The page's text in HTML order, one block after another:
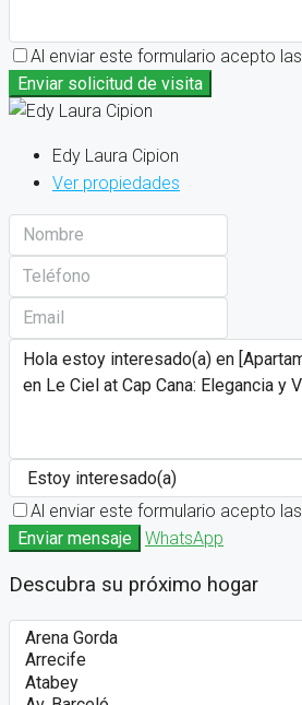
Al enviar este formulario acepto las
Enviar solicitud de visita
Edy Laura Cipion
Ver propiedades
Al enviar este formulario acepto las
Enviar mensaje
WhatsApp
Descubra su próximo hogar